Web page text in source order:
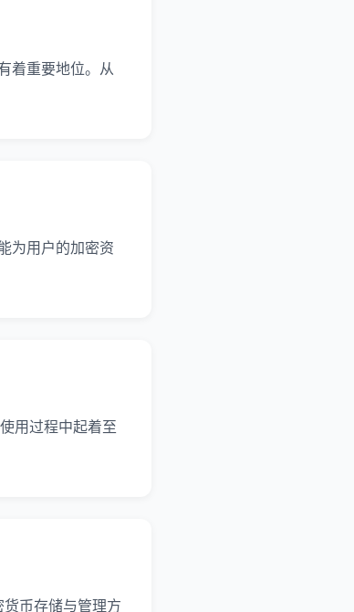
着重要地位。从
为用户的加密资
用过程中起着至
币存储与管理方